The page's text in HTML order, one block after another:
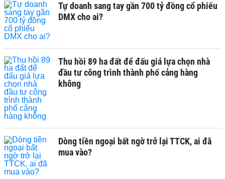
Tự doanh sang tay gần 700 tỷ đồng cổ phiếu
DMX cho ai?
Thu hồi 89 ha đất để đấu giá lựa chọn nhà
đầu tư công trình thành phố cảng hàng
không
Dòng tiền ngoại bất ngờ trở lại TTCK, ai đã
mua vào?